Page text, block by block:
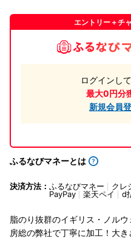
エントリー＋チ
ログインして
最大0円分
新規会員
ふるなびマネーとは
決済方法： ふるなびマネー クレ
PayPay
楽天ペイ d
脂のり抜群のイギリス・ノル
房総の弊社で丁寧に加工！大